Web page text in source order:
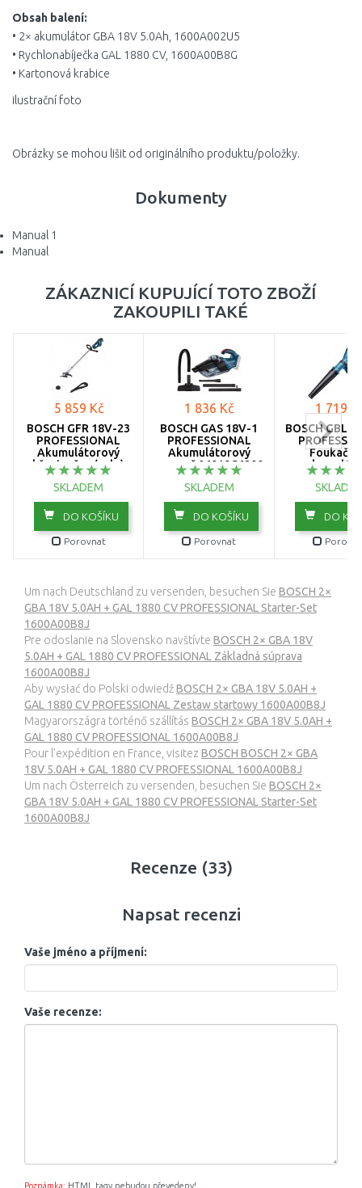
Obsah balení:
• 2× akumulátor GBA 18V 5.0Ah, 1600A002U5
• Rychlonabíječka GAL 1880 CV, 1600A00B8G
• Kartonová krabice
ilustrační foto
Obrázky se mohou lišit od originálního produktu/položky.
Dokumenty
Manual 1
Manual
ZÁKAZNICÍ KUPUJÍCÍ TOTO ZBOŽÍ
ZAKOUPILI TAKÉ
5 859 Kč
BOSCH GFR 18V-23
PROFESSIONAL
Akumulátorový
křovinořez (solo)
06008D1000
SKLADEM
DO KOŠÍKU
Porovnat
1 836 Kč
BOSCH GAS 18V-1
PROFESSIONAL
Akumulátorový
vysavač 06019C6200
SKLADEM
DO KOŠÍKU
Porovnat
1 719
BOSCH GBL
Foukač
DO
Um nach Deutschland zu versenden, besuchen Sie BOSCH 2×
GBA 18V 5.0AH + GAL 1880 CV PROFESSIONAL Starter-Set
1600A00B8J
Pre odoslanie na Slovensko navštívte BOSCH 2× GBA 18V
5.0AH + GAL 1880 CV PROFESSIONAL Základná súprava
1600A00B8J
Aby wysłać do Polski odwiedźBOSCH 2× GBA 18V 5.0AH +
GAL 1880 CV PROFESSIONAL Zestaw startowy 1600A00B8J
Magyarországra történő szállítás BOSCH 2× GBA 18V 5.0AH +
GAL 1880 CV PROFESSIONAL 1600A00B8J
Pour l’expédition en France, visitez BOSCH BOSCH 2× GBA
18V 5.0AH + GAL 1880 CV PROFESSIONAL 1600A00B8J
Um nach Österreich zu versenden, besuchen Sie BOSCH 2×
GBA 18V 5.0AH + GAL 1880 CV PROFESSIONAL Starter-Set
1600A00B8J
Recenze (33)
Napsat recenzi
Vaše jméno a příjmení:
Vaše recenze:
Poznámka: HTML tagy nebudou převedeny!